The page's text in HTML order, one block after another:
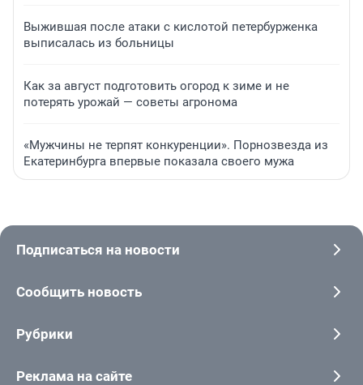
Выжившая после атаки с кислотой петербурженка
выписалась из больницы
Как за август подготовить огород к зиме и не
потерять урожай — советы агронома
«Мужчины не терпят конкуренции». Порнозвезда из
Екатеринбурга впервые показала своего мужа
Подписаться на новости
Сообщить новость
Рубрики
Реклама на сайте